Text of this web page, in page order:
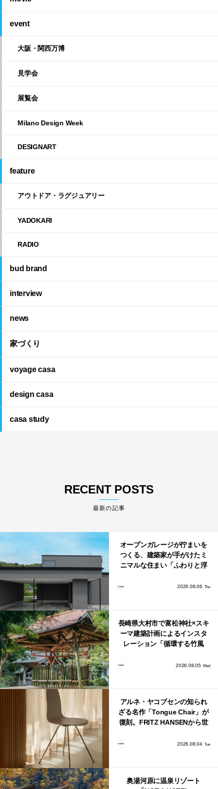
event
大阪・関西万博
見学会
展覧会
Milano Design Week
DESIGNART
feature
アウトドア・ラグジュアリー
YADOKARI
RADIO
bud brand
interview
news
家づくり
voyage casa
design casa
casa study
RECENT POSTS
最新の記事
オープンガレージが佇まいを
つくる、建築家が手がけたミ
ニマルな住まい「ふわりと浮
2026.08.06 Thu
長崎県大村市で富松神社×スキ
ーマ建築計画によるインスタ
レーション「循環する竹風
2026.08.05 Wed
アルネ・ヤコブセンの知られ
ざる名作「Tongue Chair」が
復刻。FRITZ HANSENから世
2026.08.04 Tue
奥湯河原に温泉リゾート